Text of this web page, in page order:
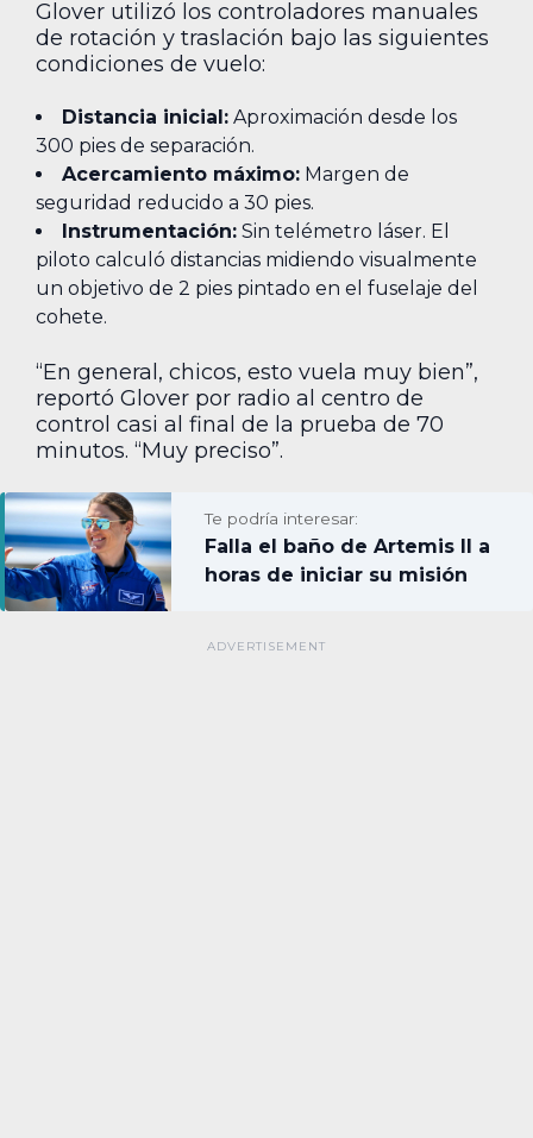
Glover utilizó los controladores manuales
de rotación y traslación bajo las siguientes
condiciones de vuelo:
Distancia inicial: Aproximación desde los
300 pies de separación.
Acercamiento máximo: Margen de
seguridad reducido a 30 pies.
Instrumentación: Sin telémetro láser. El
piloto calculó distancias midiendo visualmente
un objetivo de 2 pies pintado en el fuselaje del
cohete.
“En general, chicos, esto vuela muy bien”,
reportó Glover por radio al centro de
control casi al final de la prueba de 70
minutos. “Muy preciso”.
Te podría interesar:
Falla el baño de Artemis II a
horas de iniciar su misión